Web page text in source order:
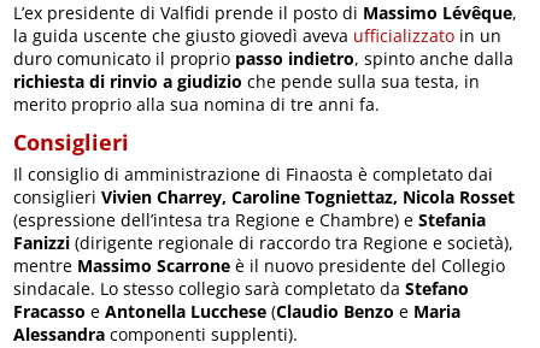
L’ex presidente di Valfidi prende il posto di Massimo Lévêque,
la guida uscente che giusto giovedì aveva ufficializzato in un
duro comunicato il proprio passo indietro, spinto anche dalla
richiesta di rinvio a giudizio che pende sulla sua testa, in
merito proprio alla sua nomina di tre anni fa.
Consiglieri
Il consiglio di amministrazione di Finaosta è completato dai
consiglieriVivien Charrey, Caroline Togniettaz, Nicola Rosset
(espressione dell’intesa tra Regione e Chambre) eStefania
Fanizzi (dirigente regionale di raccordo tra Regione e società),
mentre Massimo Scarrone è il nuovo presidente del Collegio
sindacale. Lo stesso collegio sarà completato daStefano
Fracasso eAntonella Lucchese(Claudio Benzo e Maria
Alessandra componenti supplenti).